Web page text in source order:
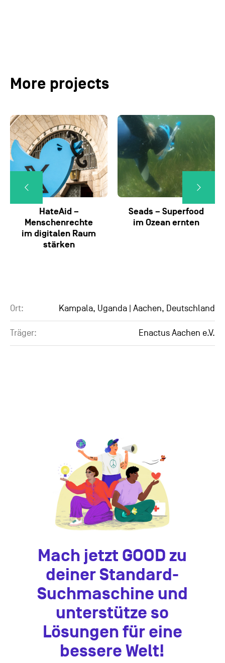
More projects
HateAid –
Menschenrechte
im digitalen Raum
stärken
Seads – Superfood
im Ozean ernten
Ort: Kampala, Uganda | Aachen, Deutschland
Träger: Enactus Aachen e.V.
Mach jetzt GOOD zu
deiner Standard-
Suchmaschine und
unterstütze so
Lösungen für eine
bessere Welt!